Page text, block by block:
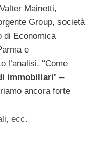
Mainetti,
Group, società
di Economica
e
l’analisi. “Come
immobiliari” –
ancora forte
ecc.